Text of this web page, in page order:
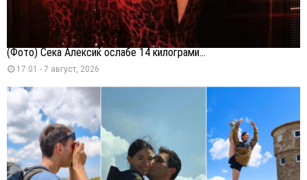
(Фото) Сека Алексиќ ослабе 14 килограми...
17:01 - 7 август, 2026